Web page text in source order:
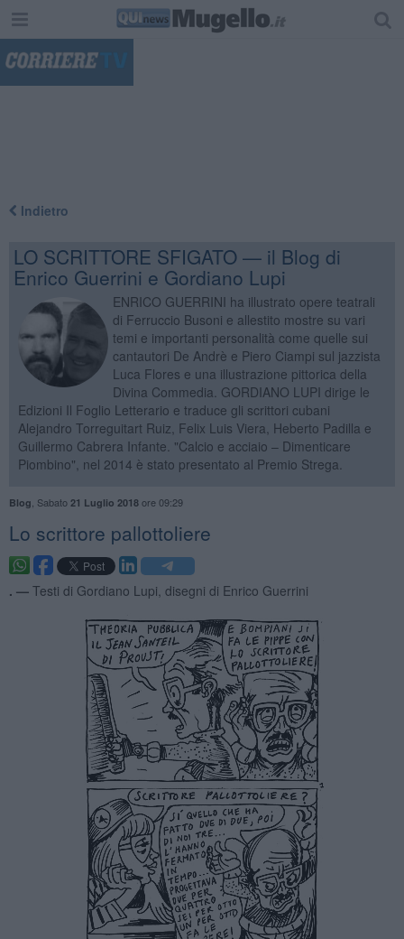
Indietro
LO SCRITTORE SFIGATO — il Blog di
Enrico Guerrini e Gordiano Lupi
ENRICO GUERRINI ha illustrato opere teatrali
di Ferruccio Busoni e allestito mostre su vari
temi e importanti personalità come quelle sui
cantautori De Andrè e Piero Ciampi sul jazzista
Luca Flores e una illustrazione pittorica della
Divina Commedia. GORDIANO LUPI dirige le
Edizioni Il Foglio Letterario e traduce gli scrittori cubani
Alejandro Torreguitart Ruiz, Felix Luis Viera, Heberto Padilla e
Guillermo Cabrera Infante. "Calcio e acciaio – Dimenticare
Piombino", nel 2014 è stato presentato al Premio Strega.
Blog Sabato 21 Luglio 2018ore 09:29
Lo scrittore pallottoliere
. — Testi di Gordiano Lupi, disegni di Enrico Guerrini